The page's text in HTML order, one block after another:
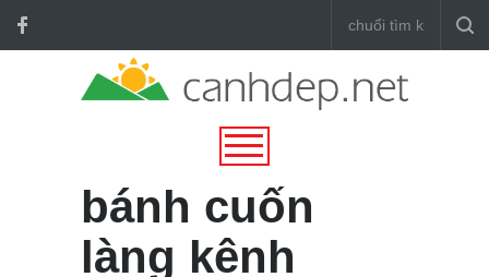
bánh cuốn
làng kênh